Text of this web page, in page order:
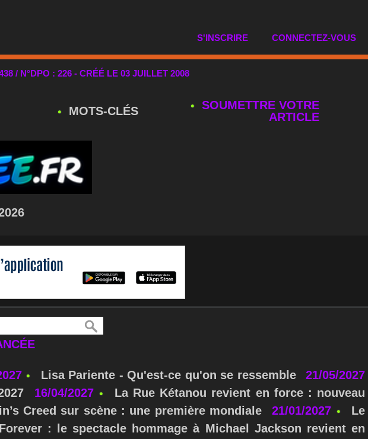
CONNECTEZ-VOUS
S'INSCRIRE
/ N°DPO : 226 - CRÉÉ LE 03 JUILLET 2008
MOTS‑CLÉS
SOUMETTRE VOTRE
ARTICLE
Lisa Pariente - Qu'est-ce qu'on se ressemble
21/05/2027
16/04/2027
La Rue Kétanou revient en force : nouveau
Creed sur scène : une première mondiale 21/01/2027
Le
Forever : le spectacle hommage à Michael Jackson revient en